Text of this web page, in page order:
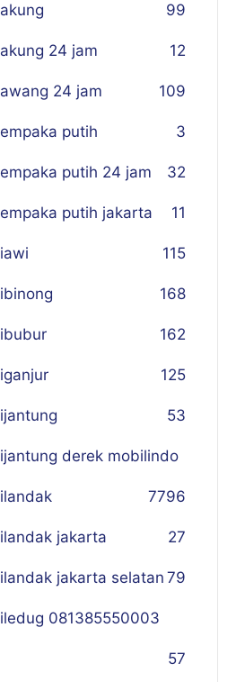
99
24 jam 12
24 jam 109
putih 3
putih 24 jam 32
putih jakarta 11
115
168
162
125
53
derek mobilindo
96
77
jakarta 27
jakarta selatan 79
081385550003
57